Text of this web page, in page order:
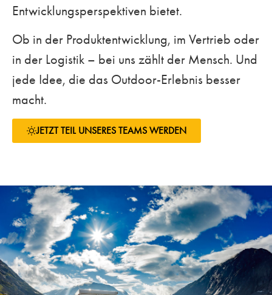
Entwicklungsperspektiven bietet.
Ob in der Produktentwicklung, im Vertrieb oder
in der Logistik – bei uns zählt der Mensch. Und
jede Idee, die das Outdoor-Erlebnis besser
macht.
JETZT TEIL UNSERES TEAMS WERDEN